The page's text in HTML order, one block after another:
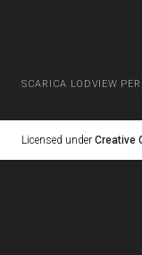
SCARICA LODVIEW
Licensed under Creative